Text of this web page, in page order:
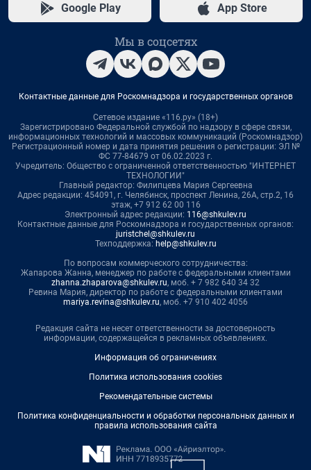
Google Play App Store
Мы в соцсетях
Контактные данные для Роскомнадзора и государственных органов
Сетевое издание «116.ру» (18+)
Зарегистрировано Федеральной службой по надзору в сфере связи,
информационных технологий и массовых коммуникаций (Роскомнадзор)
Регистрационный номер и дата принятия решения о регистрации: ЭЛ №
ФС 77-84679 от 06.02.2023 г.
Учредитель: Общество с ограниченной ответственностью "ИНТЕРНЕТ
ТЕХНОЛОГИИ"
Главный редактор: Филипцева Мария Сергеевна
Адрес редакции: 454091, г. Челябинск, проспект Ленина, 26А, стр.2, 16
этаж, +7 912 62 00 116
Электронный адрес редакции: 116@shkulev.ru
Контактные данные для Роскомнадзора и государственных органов:
juristchel@shkulev.ru
Техподдержка: help@shkulev.ru
По вопросам коммерческого сотрудничества:
Жапарова Жанна, менеджер по работе с федеральными клиентами
zhanna.zhaparova@shkulev.ru, моб. + 7 982 640 34 32
Ревина Мария, директор по работе с федеральными клиентами
mariya.revina@shkulev.ru, моб. +7 910 402 4056
Редакция сайта не несет ответственности за достоверность
информации, содержащейся в рекламных объявлениях.
Информация об ограничениях
Политика использования cookies
Рекомендательные системы
Политика конфиденциальности и обработки персональных данных и
правила использования сайта